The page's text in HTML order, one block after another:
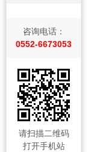
咨询电话：
0552-6673053
请扫描二维码
打开手机站